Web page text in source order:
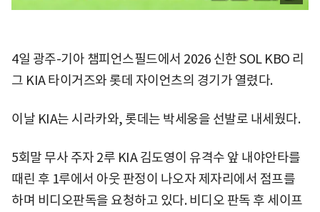
4일 광주-기아 챔피언스필드에서 2026 신한 SOL KBO 리
그 KIA 타이거즈와 롯데 자이언츠의 경기가 열렸다.
이날 KIA는 시라카와, 롯데는 박세웅을 선발로 내세웠다.
5회말 무사 주자 2루 KIA 김도영이 유격수 앞 내야안타를
때린 후 1루에서 아웃 판정이 나오자 제자리에서 점프를
하며 비디오판독을 요청하고 있다. 비디오 판독 후 세이프